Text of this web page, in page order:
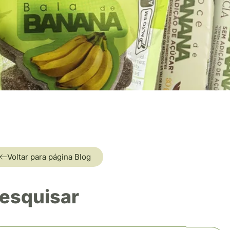
Voltar para página Blog